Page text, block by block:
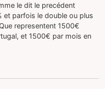
le dit le precédent
et parfois le double ou plus
representent 1500€
et 1500€ par mois en